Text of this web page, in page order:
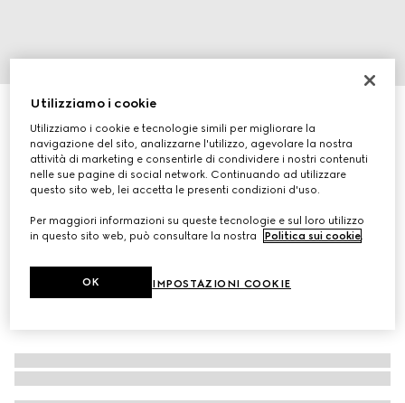
Mocassino in pelle con Morsetto
CHF 1,030
Utilizziamo i cookie
Utilizziamo i cookie e tecnologie simili per migliorare la
navigazione del sito, analizzarne l'utilizzo, agevolare la nostra
attività di marketing e consentirle di condividere i nostri contenuti
nelle sue pagine di social network. Continuando ad utilizzare
questo sito web, lei accetta le presenti condizioni d'uso.
Per maggiori informazioni su queste tecnologie e sul loro utilizzo
in questo sito web, può consultare la nostra
Politica sui cookie.
IMPOSTAZIONI COOKIE
OK